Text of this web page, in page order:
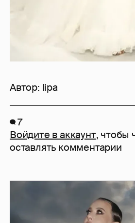
Автор: lipa
7
Войдите в аккаунт, чтобы
оставлять комментарии